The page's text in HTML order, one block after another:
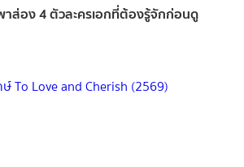
าส่อง 4 ตัวละครเอกที่ต้องรู้จักก่อนดู